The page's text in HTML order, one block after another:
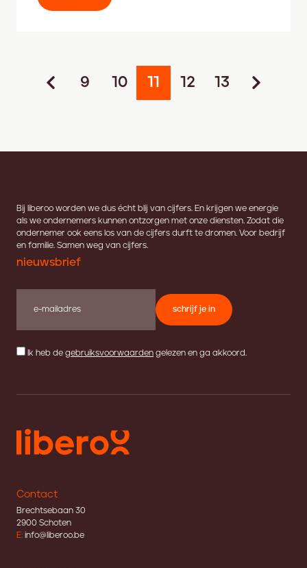
9 10 11 12 13
Bij liberoo worden we dus écht blij van cijfers. En krijgen we energie
als we ondernemers kunnen ontzorgen met onze diensten. Zodat die
ondernemer ook eens los van de cijfers durft te dromen. Voor bedrijf
en familie. Samen weg van cijfers.
nieuwsbrief
schrijf je in
Ik heb de gebruiksvoorwaarden gelezen en ga akkoord.
Contact
Brechtsebaan 30
2900 Schoten
E: info@liberoo.be